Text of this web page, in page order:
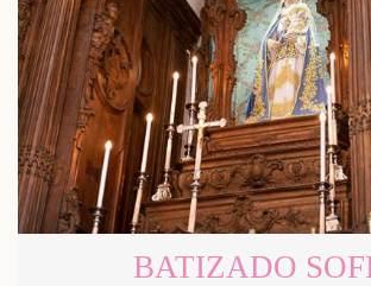
BATIZADO